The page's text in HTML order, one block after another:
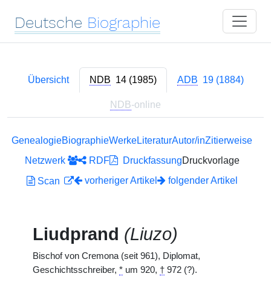
Deutsche Biographie
Übersicht NDB 14 (1985) ADB 19 (1884)
NDB-online
GenealogieBiographieWerkeLiteraturAutor/inZitierweise
Netzwerk
RDF DruckfassungDruckvorlage
Scan
vorheriger Artikel folgender Artikel
Liudprand (Liuzo)
Bischof von Cremona (seit 961), Diplomat,
Geschichtsschreiber, * um 920, † 972 (?).